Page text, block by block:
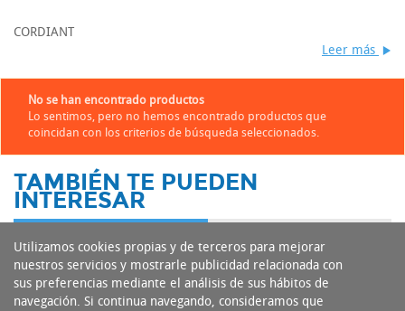
CORDIANT
Leer más
No se han encontrado productos
Lo sentimos, pero no hemos encontrado productos que
coincidan con los criterios de búsqueda seleccionados.
TAMBIÉN TE PUEDEN
INTERESAR
Utilizamos cookies propias y de terceros para mejorar
nuestros servicios y mostrarle publicidad relacionada con
sus preferencias mediante el análisis de sus hábitos de
navegación. Si continua navegando, consideramos que